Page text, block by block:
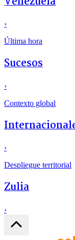
›
Última hora
Sucesos
›
Contexto global
›
Despliegue territorial
Zulia
›